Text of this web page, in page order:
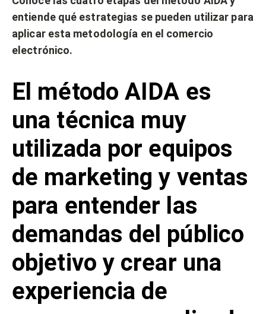
entiende qué estrategias se pueden utilizar para
aplicar esta metodología en el comercio
electrónico.
El método AIDA es
una técnica muy
utilizada por equipos
de marketing y ventas
para entender las
demandas del público
objetivo y crear una
experiencia de